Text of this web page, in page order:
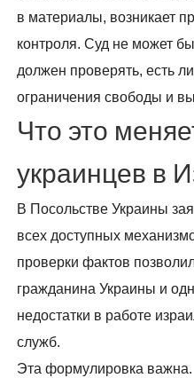
в материалы, возникает
контроля. Суд не может
должен проверять, есть
ограничения свободы и
Что это
украинцев в
В Посольстве Украины
всех доступных
проверки фактов
гражданина Украины и
недостатки в работе
служб.
Эта формулировка важна.